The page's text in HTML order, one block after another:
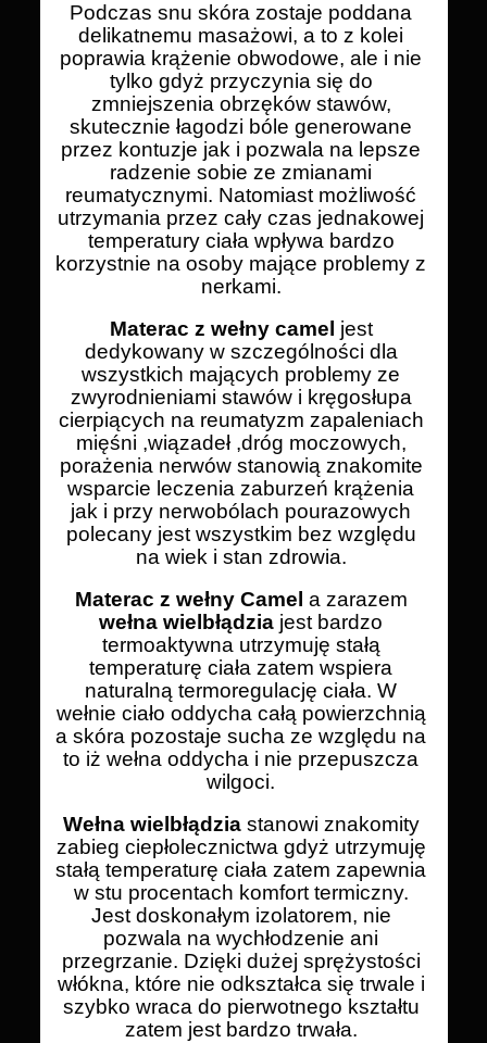
Podczas snu skóra zostaje poddana
delikatnemu masażowi, a to z kolei
poprawia krążenie obwodowe, ale i nie
tylko gdyż przyczynia się do
zmniejszenia obrzęków stawów,
skutecznie łagodzi bóle generowane
przez kontuzje jak i pozwala na lepsze
radzenie sobie ze zmianami
reumatycznymi. Natomiast możliwość
utrzymania przez cały czas jednakowej
temperatury ciała wpływa bardzo
korzystnie na osoby mające problemy z
nerkami.
Materac z wełny camel jest
dedykowany w szczególności dla
wszystkich mających problemy ze
zwyrodnieniami stawów i kręgosłupa
cierpiących na reumatyzm zapaleniach
mięśni ,wiązadeł ,dróg moczowych,
porażenia nerwów stanowią znakomite
wsparcie leczenia zaburzeń krążenia
jak i przy nerwobólach pourazowych
polecany jest wszystkim bez względu
na wiek i stan zdrowia.
Materac z wełny Camel a zarazem
wełna wielbłądzia jest bardzo
termoaktywna utrzymuję stałą
temperaturę ciała zatem wspiera
naturalną termoregulację ciała. W
wełnie ciało oddycha całą powierzchnią
a skóra pozostaje sucha ze względu na
to iż wełna oddycha i nie przepuszcza
wilgoci.
Wełna wielbłądziastanowi znakomity
zabieg ciepłolecznictwa gdyż utrzymuję
stałą temperaturę ciała zatem zapewnia
w stu procentach komfort termiczny.
Jest doskonałym izolatorem, nie
pozwala na wychłodzenie ani
przegrzanie. Dzięki dużej sprężystości
włókna, które nie odkształca się trwale i
szybko wraca do pierwotnego kształtu
zatem jest bardzo trwała.